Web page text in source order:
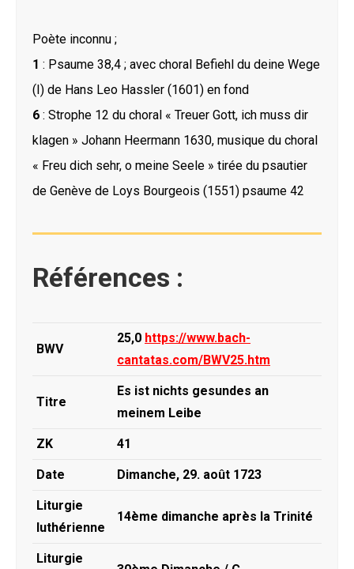
Poète inconnu ;
1 : Psaume 38,4 ; avec choral Befiehl du deine Wege
(I) de Hans Leo Hassler (1601) en fond
6 : Strophe 12 du choral « Treuer Gott, ich muss dir
klagen » Johann Heermann 1630, musique du choral
« Freu dich sehr, o meine Seele » tirée du psautier
de Genève de Loys Bourgeois (1551) psaume 42
Références :
BWV
25,0 https://www.bach-
cantatas.com/BWV25.htm
Titre
Es ist nichts gesundes an
meinem Leibe
ZK 41
Date Dimanche, 29. août 1723
Liturgie
luthérienne
14ème dimanche après la Trinité
Liturgie